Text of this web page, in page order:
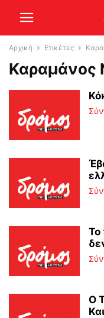
Αρχική Ετικέτες
Καραμάνος
Το
Ο